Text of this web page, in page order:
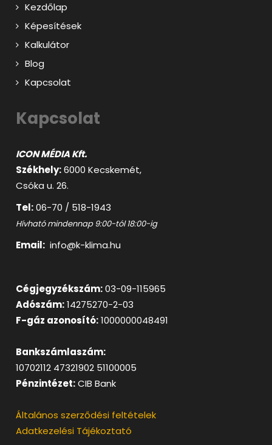
Kezdőlap
Képesítések
Kalkulátor
Blog
Kapcsolat
Kapcsolat
ICON MÉDIA Kft.
Székhely:6000 Kecskemét,
Csóka u. 26.
Tel:06-70 / 518-1943
Hívható mindennap 9:00-tól 18:00-ig
Email: info@k-klima.hu
Cégjegyzékszám:03-09-115965
Adószám:14275270-2-03
F-gáz azonosító:1000000048491
Bankszámlaszám:
10702112 47321902 51100005
Pénzintézet:CIB Bank
Általános szerződési feltételek
Adatkezelési Tájékoztató